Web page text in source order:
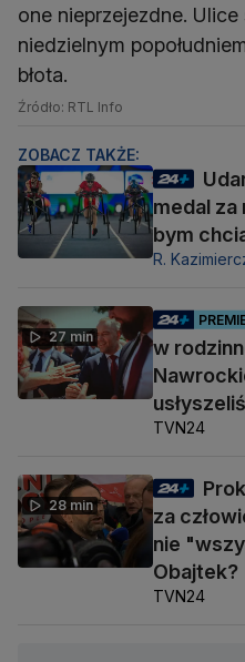
one nieprzejezdne.
niedzielnym
błota.
Źródło: RTL Info
ZOBACZ TAKŻE:
medal za
bym
R.
27 min
w
TVN24
28 min
za
nie
Obajtek?
TVN24